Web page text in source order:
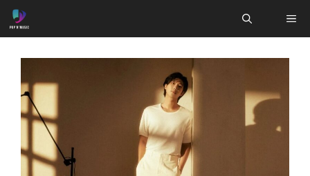
Aller
au